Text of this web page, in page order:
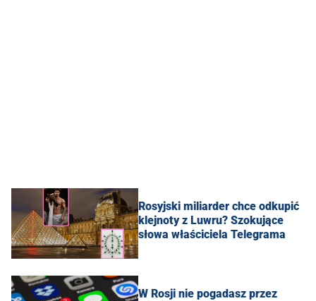
Rosyjski miliarder chce odkupić
klejnoty z Luwru? Szokujące
słowa właściciela Telegrama
W Rosji nie pogadasz przez